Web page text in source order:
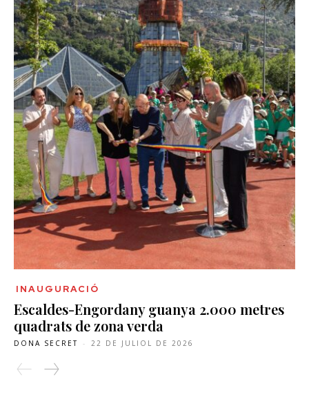
INAUGURACIÓ
Escaldes-Engordany guanya 2.000 metres
quadrats de zona verda
DONA SECRET - 22 DE JULIOL DE 2026